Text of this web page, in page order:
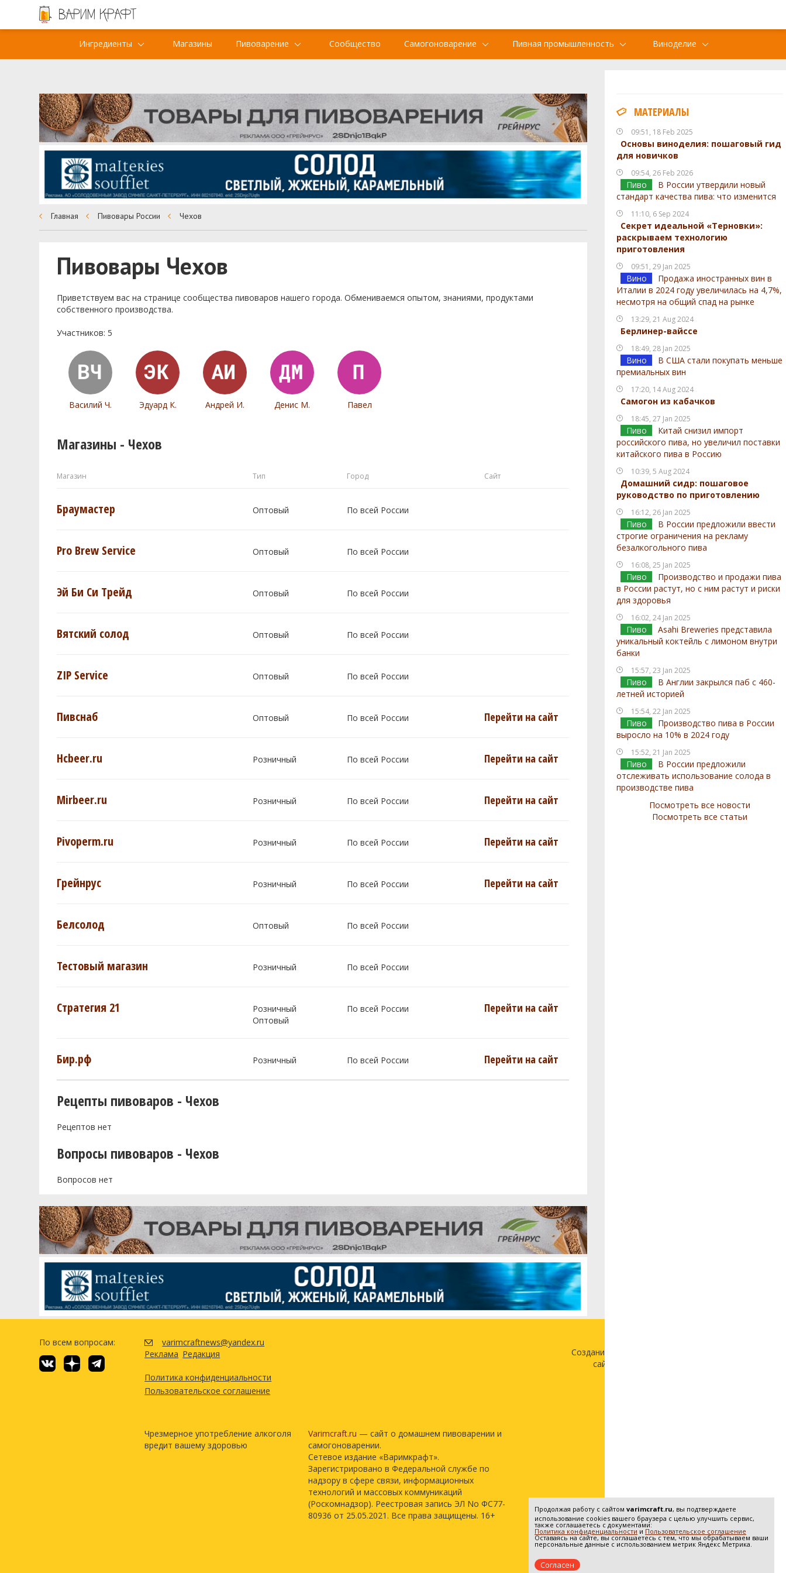
Ингредиенты Магазины Пивоварение Сообщество Самогоноварение Пивная промышленность Виноделие
МАТЕРИАЛЫ
09:51, 18 Feb 2025
Основы виноделия: пошаговый гид
для новичков
09:54, 26 Feb 2026
Пиво
В России утвердили новый
стандарт качества пива: что изменится
11:10, 6 Sep 2024
Секрет идеальной «Терновки»:
раскрываем технологию
приготовления
09:51, 29 Jan 2025
Вино
Продажа иностранных вин в
Италии в 2024 году увеличилась на 4,7%,
несмотря на общий спад на рынке
13:29, 21 Aug 2024
Берлинер-вайссе
18:49, 28 Jan 2025
Вино
В США стали покупать меньше
премиальных вин
17:20, 14 Aug 2024
Самогон из кабачков
18:45, 27 Jan 2025
Пиво
Китай снизил импорт
российского пива, но увеличил поставки
китайского пива в Россию
10:39, 5 Aug 2024
Домашний сидр: пошаговое
руководство по приготовлению
16:12, 26 Jan 2025
Пиво
В России предложили ввести
строгие ограничения на рекламу
безалкогольного пива
16:08, 25 Jan 2025
Пиво
Производство и продажи пива
в России растут, но с ним растут и риски
для здоровья
16:02, 24 Jan 2025
Пиво
Asahi Breweries представила
уникальный коктейль с лимоном внутри
банки
15:57, 23 Jan 2025
Пиво
В Англии закрылся паб с 460-
летней историей
15:54, 22 Jan 2025
Пиво
Производство пива в России
выросло на 10% в 2024 году
15:52, 21 Jan 2025
Пиво
В России предложили
отслеживать использование солода в
производстве пива
Посмотреть все новости
Посмотреть все статьи
Главная Пивовары России Чехов
Пивовары Чехов
Приветствуем ваc на странице сообщества пивоваров нашего города. Обмениваемся опытом, знаниями, продуктами
собственного производства.
Участников: 5
Василий Ч. Эдуард К. Андрей И. Денис М. Павел
Магазины - Чехов
Магазин Тип Город Сайт
Браумастер Оптовый По всей России
Pro Brew Service Оптовый По всей России
Эй Би Си Трейд Оптовый По всей России
Вятский солод Оптовый По всей России
ZIP Service Оптовый По всей России
Пивснаб Оптовый По всей России Перейти на сайт
Hcbeer.ru Розничный По всей России Перейти на сайт
Mirbeer.ru Розничный По всей России Перейти на сайт
Pivoperm.ru Розничный По всей России Перейти на сайт
Грейнрус Розничный По всей России Перейти на сайт
Белсолод Оптовый По всей России
Тестовый магазин Розничный По всей России
Стратегия 21
Розничный
Оптовый
По всей России Перейти на сайт
Бир.рф Розничный По всей России Перейти на сайт
Рецепты пивоваров - Чехов
Рецептов нет
Вопросы пивоваров - Чехов
Вопросов нет
По всем вопросам:
varimcraftnews@yandex.ru
Реклама Редакция
Политика конфиденциальности
Пользовательское соглашение
Чрезмерное употребление алкоголя
вредит вашему здоровью
Varimcraft.ru — сайт о домашнем пивоварении и
самогоноварении.
Сетевое издание «Варимкрафт».
Зарегистрировано в Федеральной службе по
надзору в сфере связи, информационных
технологий и массовых коммуникаций
(Роскомнадзор). Реестровая запись ЭЛ No ФС77-
80936 от 25.05.2021. Все права защищены. 16+
Создание и продвижение
сайта —
Продолжая работу с сайтом varimcraft.ru, вы подтверждаете
использование cookies вашего браузера с целью улучшить сервис,
также соглашаетесь с документами:
Политика конфиденциальности и Пользовательское соглашение
Оставаясь на сайте, вы соглашаетесь с тем, что мы обрабатываем ваши
персональные данные с использованием метрик Яндекс Метрика.
Согласен